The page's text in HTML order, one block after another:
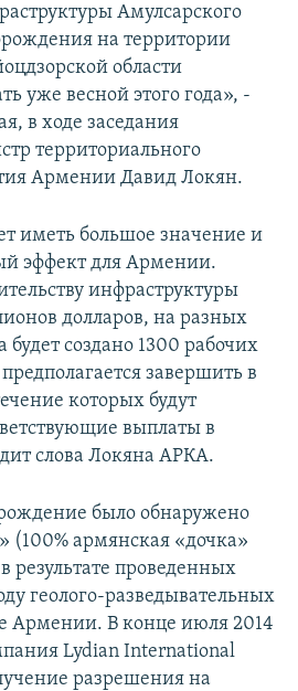
Амулсарского
на территории
области
уже весной этого года», -
в ходе заседания
территориального
Армении Давид Локян.
иметь большое значение и
эффект для Армении.
инфраструктуры
долларов, на разных
будет создано 1300 рабочих
завершить в
которых будут
выплаты в
слова Локяна АРКА.
было обнаружено
(100% армянская «дочка»
результате проведенных
геолого-разведывательных
Армении. В конце июля 2014
Lydian International
разрешения на